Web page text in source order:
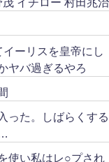
ーリスを皇帝にし
ヤバ過ぎるやろ
った。しばらくする
使い私はレ○プされ